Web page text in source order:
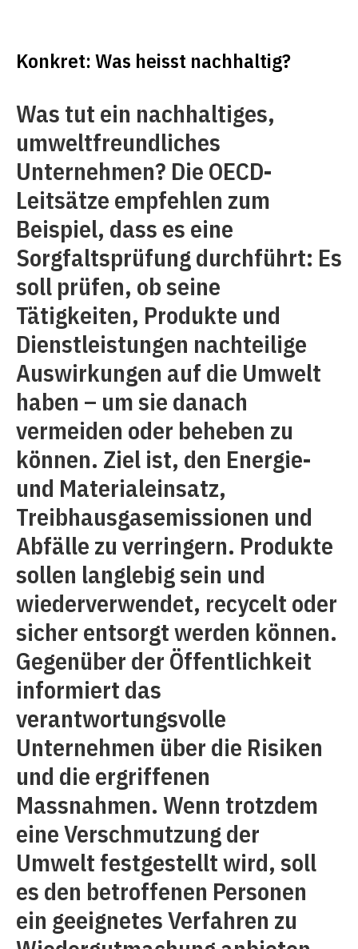
Konkret: Was heisst nachhaltig?
Was tut ein nachhaltiges,
umweltfreundliches
Unternehmen? Die OECD-
Leitsätze empfehlen zum
Beispiel, dass es eine
Sorgfaltsprüfung durchführt: Es
soll prüfen, ob seine
Tätigkeiten, Produkte und
Dienstleistungen nachteilige
Auswirkungen auf die Umwelt
haben – um sie danach
vermeiden oder beheben zu
können. Ziel ist, den Energie-
und Materialeinsatz,
Treibhausgasemissionen und
Abfälle zu verringern. Produkte
sollen langlebig sein und
wiederverwendet, recycelt oder
sicher entsorgt werden können.
Gegenüber der Öffentlichkeit
informiert das
verantwortungsvolle
Unternehmen über die Risiken
und die ergriffenen
Massnahmen. Wenn trotzdem
eine Verschmutzung der
Umwelt festgestellt wird, soll
es den betroffenen Personen
ein geeignetes Verfahren zu